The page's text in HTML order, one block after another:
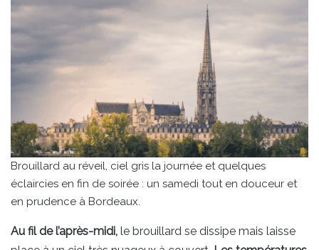
Brouillard au réveil, ciel gris la journée et quelques
éclaircies en fin de soirée : un samedi tout en douceur et
en prudence à Bordeaux.
Au fil de l’après-midi, le brouillard se dissipe mais laisse